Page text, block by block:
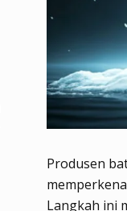
Produsen
Langkah ini